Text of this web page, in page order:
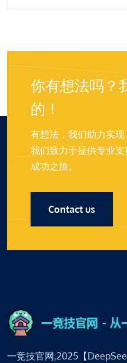
你有想法吗？
的！
有想法，我们助力实现
我们致力于提供专业
成功之旅。
Contact us
一竞技官网,2025【